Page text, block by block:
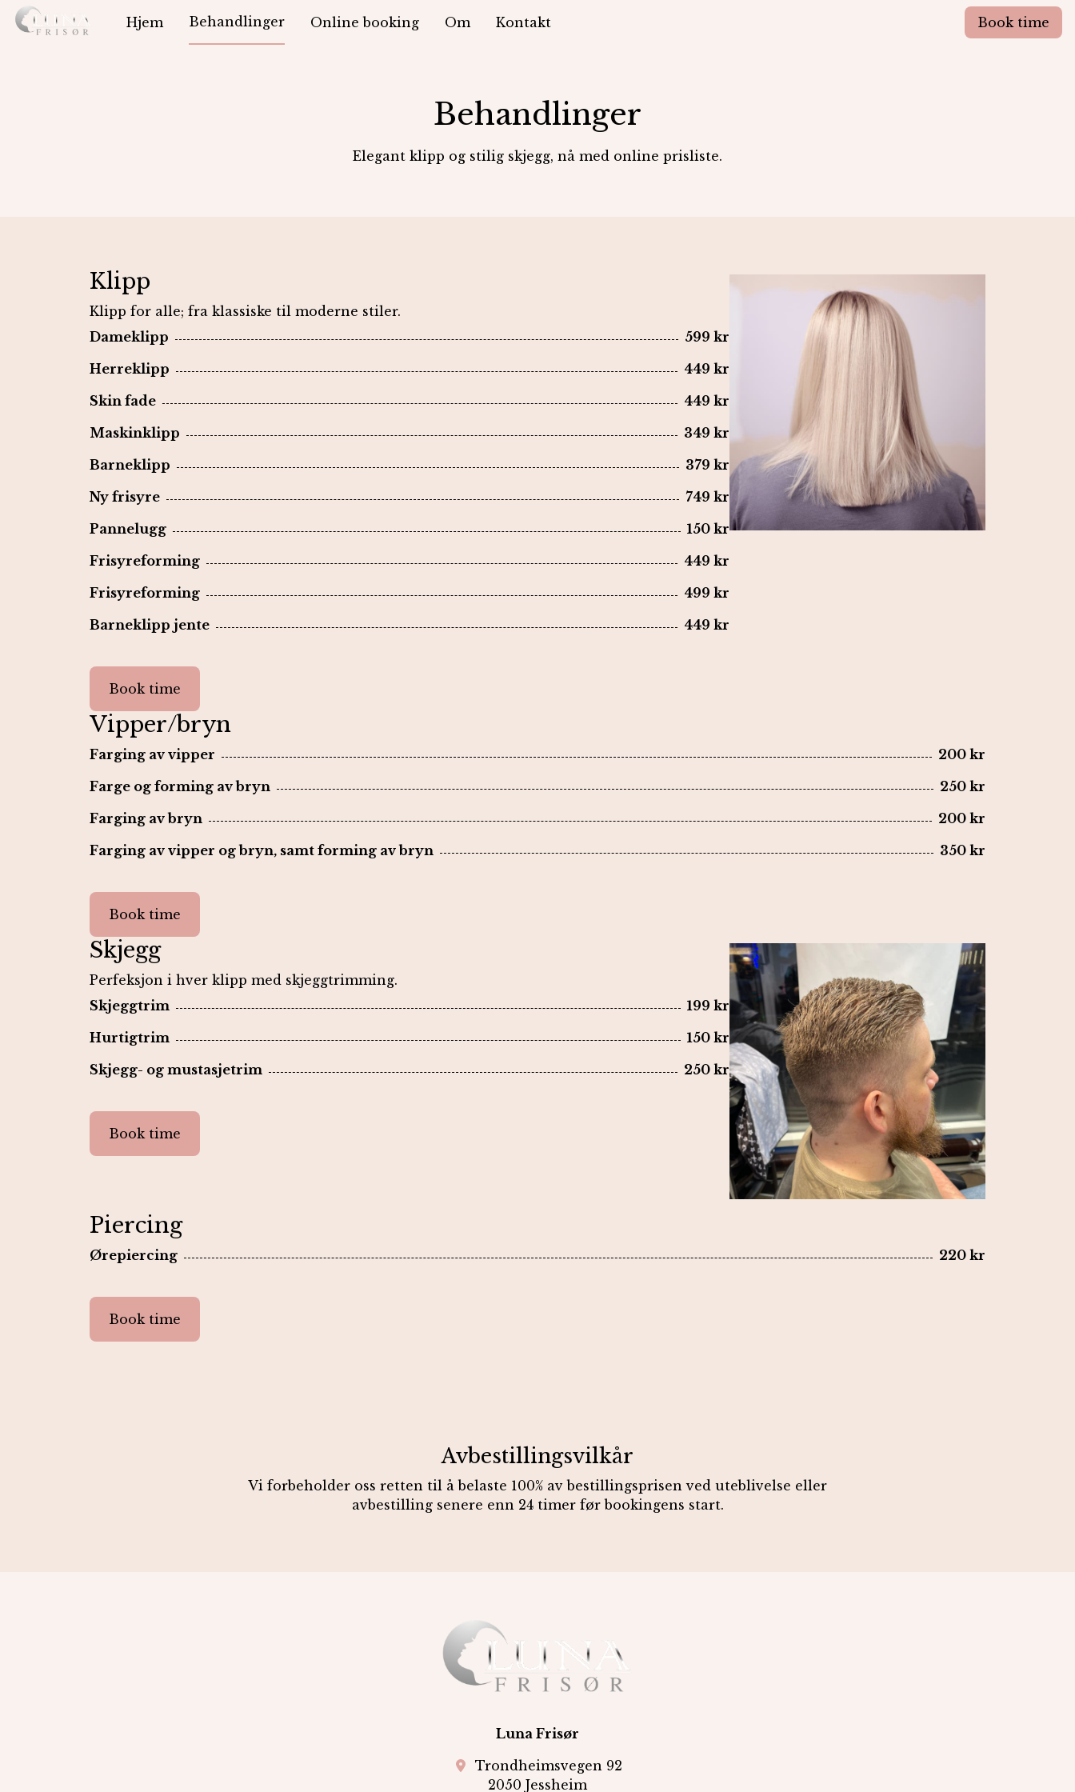
Hjem Behandlinger Online booking Om Kontakt Book time
Behandlinger
Elegant klipp og stilig skjegg, nå med online prisliste.
Klipp
Klipp for alle; fra klassiske til moderne stiler.
Dameklipp
599 kr
Herreklipp
449 kr
Skin fade
449 kr
Maskinklipp
349 kr
Barneklipp
379 kr
Ny frisyre
749 kr
Pannelugg
150 kr
Frisyreforming
449 kr
Frisyreforming
499 kr
Barneklipp jente
449 kr
Book time
Vipper/bryn
Farging av vipper
200 kr
Farge og forming av bryn
250 kr
Farging av bryn
200 kr
Farging av vipper og bryn, samt forming av bryn
350 kr
Book time
Skjegg
Perfeksjon i hver klipp med skjeggtrimming.
Skjeggtrim
199 kr
Hurtigtrim
150 kr
Skjegg- og mustasjetrim
250 kr
Book time
Piercing
Ørepiercing 220 kr
Book time
Avbestillingsvilkår
Vi forbeholder oss retten til å belaste 100% av bestillingsprisen ved uteblivelse eller
avbestilling senere enn 24 timer før bookingens start.
Luna Frisør
Trondheimsvegen 92
2050 Jessheim